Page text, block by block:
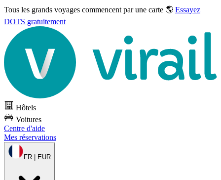
Tous les grands voyages commencent par une carte 🌎 Essayez
DOTS gratuitement
Hôtels
Voitures
Centre d'aide
Mes réservations
FR | EUR